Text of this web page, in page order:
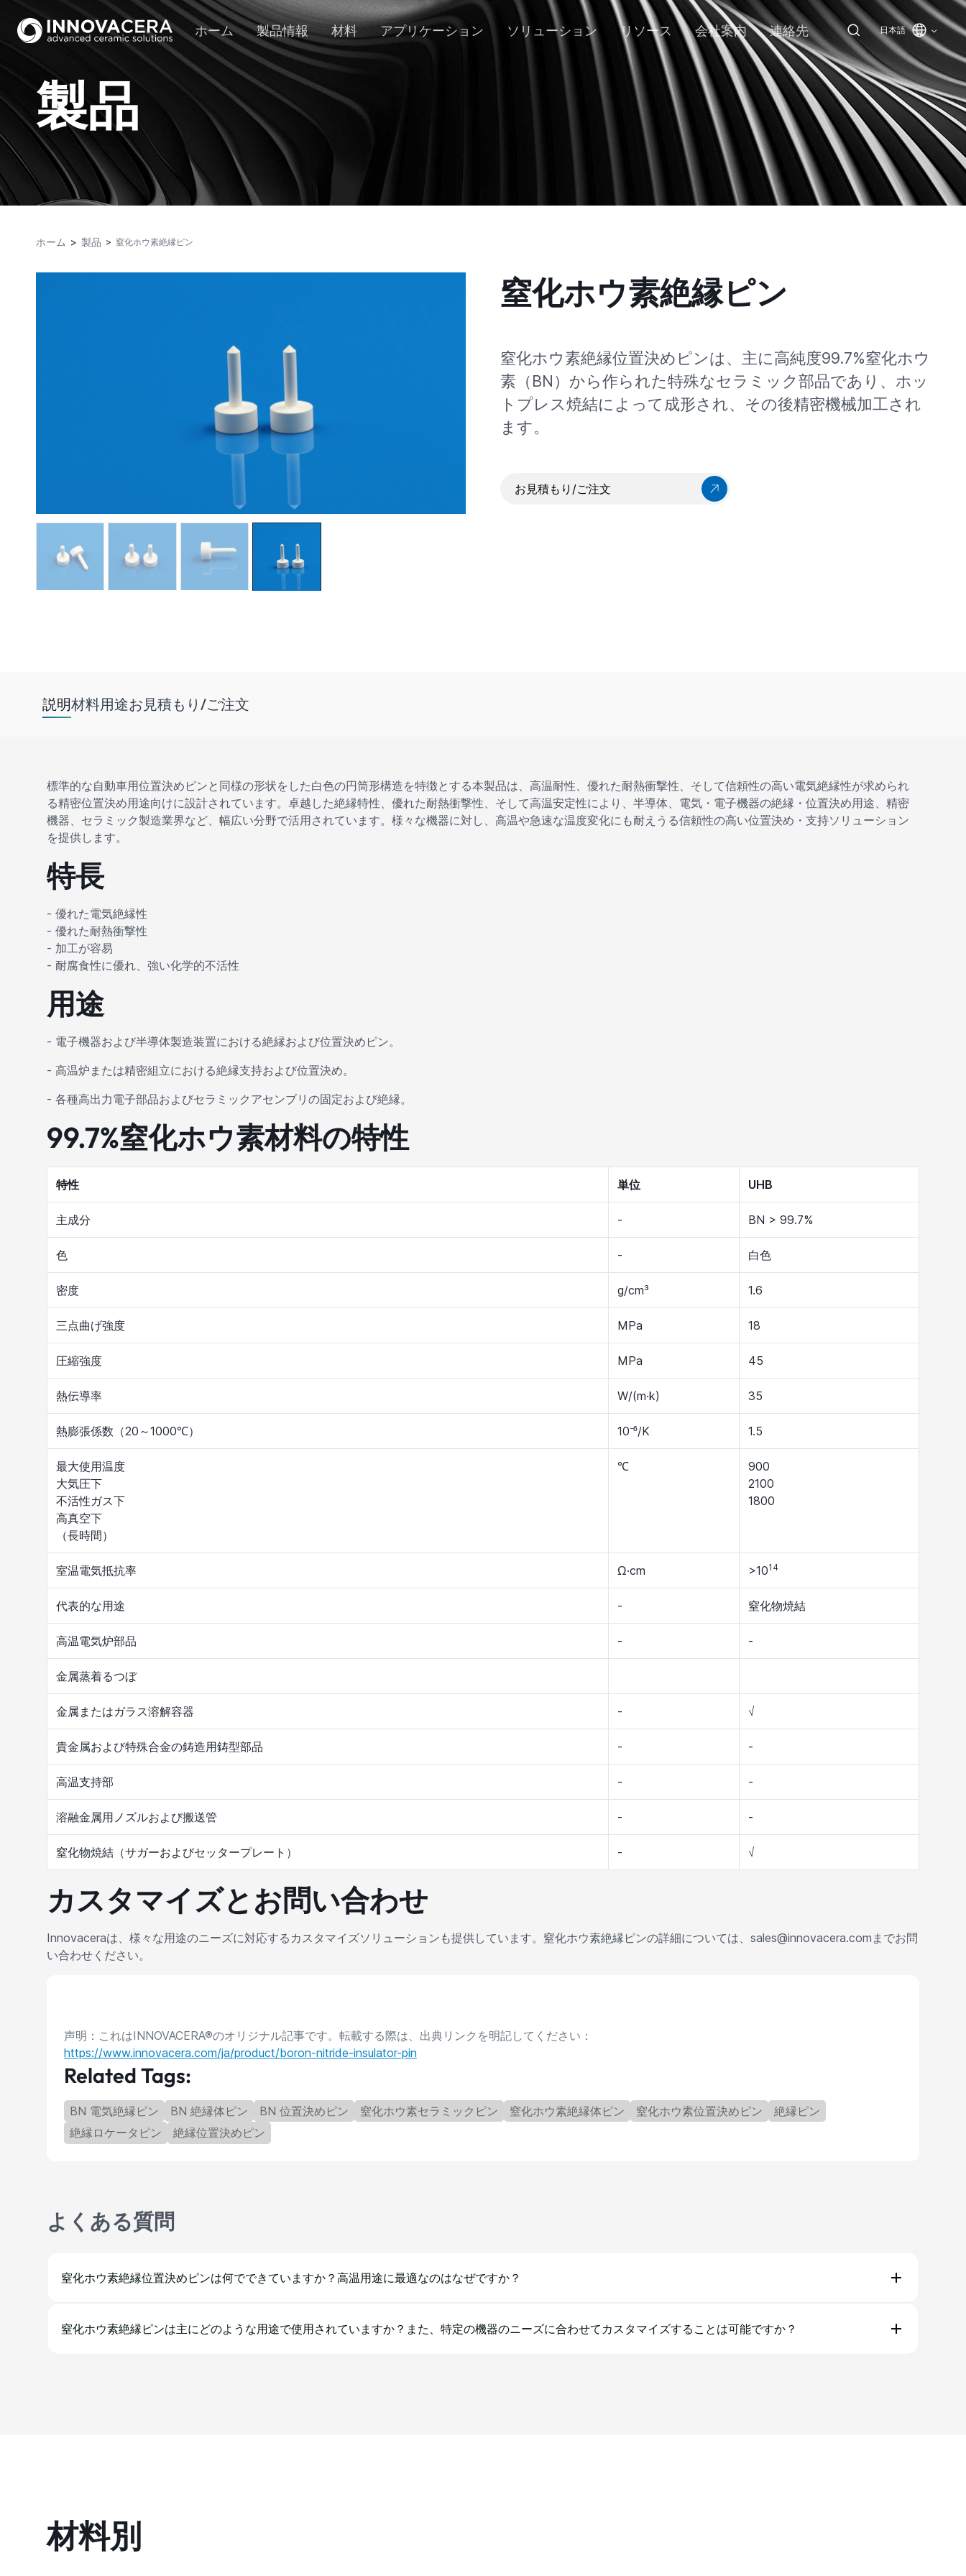
ホーム 製品情報 材料 アプリケーション ソリューション リソース 会社案内 連絡先 日本語
製品
ホーム 製品 窒化ホウ素絶縁ピン
窒化ホウ素絶縁ピン
窒化ホウ素絶縁位置決めピンは、主に高純度99.7%窒化ホウ
素（BN）から作られた特殊なセラミック部品であり、ホッ
トプレス焼結によって成形され、その後精密機械加工され
ます。
お見積もり/ご注文
説明材料用途お見積もり/ご注文
標準的な自動車用位置決めピンと同様の形状をした白色の円筒形構造を特徴とする本製品は、高温耐性、優れた耐熱衝撃性、そして信頼性の高い電気絶縁性が求められ
る精密位置決め用途向けに設計されています。卓越した絶縁特性、優れた耐熱衝撃性、そして高温安定性により、半導体、電気・電子機器の絶縁・位置決め用途、精密
機器、セラミック製造業界など、幅広い分野で活用されています。様々な機器に対し、高温や急速な温度変化にも耐えうる信頼性の高い位置決め・支持ソリューション
を提供します。
特長
- 優れた電気絶縁性
- 優れた耐熱衝撃性
- 加工が容易
- 耐腐食性に優れ、強い化学的不活性
用途
- 電子機器および半導体製造装置における絶縁および位置決めピン。
- 高温炉または精密組立における絶縁支持および位置決め。
- 各種高出力電子部品およびセラミックアセンブリの固定および絶縁。
99.7%窒化ホウ素材料の特性
特性 単位 UHB
主成分 - BN > 99.7%
色 - 白色
密度 g/cm³ 1.6
三点曲げ強度 MPa 18
圧縮強度 MPa 45
熱伝導率 W/(m·k) 35
熱膨張係数（20～1000℃） 10⁻⁶/K 1.5
最大使用温度
大気圧下
不活性ガス下
高真空下
（長時間）
℃
900
2100
1800
室温電気抵抗率 Ω·cm >1014
代表的な用途 - 窒化物焼結
高温電気炉部品 - -
金属蒸着るつぼ
金属またはガラス溶解容器 - √
貴金属および特殊合金の鋳造用鋳型部品 - -
高温支持部 - -
溶融金属用ノズルおよび搬送管 - -
窒化物焼結（サガーおよびセッタープレート） - √
カスタマイズとお問い合わせ
Innovaceraは、様々な用途のニーズに対応するカスタマイズソリューションも提供しています。窒化ホウ素絶縁ピンの詳細については、sales@innovacera.comまでお問
い合わせください。
声明：これはINNOVACERA®のオリジナル記事です。転載する際は、出典リンクを明記してください：
https://www.innovacera.com/ja/product/boron-nitride-insulator-pin
Related Tags:
BN 電気絶縁ピン BN 絶縁体ピン BN 位置決めピン 窒化ホウ素セラミックピン 窒化ホウ素絶縁体ピン 窒化ホウ素位置決めピン
絶縁ピン
絶縁ロケータピン
絶縁位置決めピン
よくある質問
窒化ホウ素絶縁位置決めピンは何でできていますか？高温用途に最適なのはなぜですか？
窒化ホウ素絶縁ピンは主にどのような用途で使用されていますか？また、特定の機器のニーズに合わせてカスタマイズすることは可能ですか？
材料別